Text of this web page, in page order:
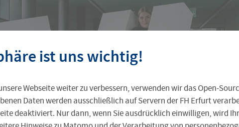
Bewerbung
Service und Beratung
Forschungsservice
Kommission Forschung und Transfer
Sprachenzentrum
Outgoing
Ihre Professur an der FH Erfurt
Leben in Erfurt
Weiterbildungsangebot
Fakultäten und Fachrichtungen
Personenverzeichnis
Zentrale Einrichtungen
ist uns wichtig!
Webseite weiter zu verbessern, verwenden wir das Open-
Daten werden ausschließlich auf Servern der FH Erfurt
deaktiviert. Nur dann, wenn Sie ausdrücklich einwilligen, wird